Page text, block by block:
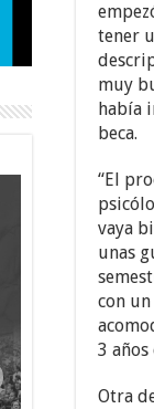
tener
muy
había
beca.
“El
vaya
unas
con
3 años
Otra